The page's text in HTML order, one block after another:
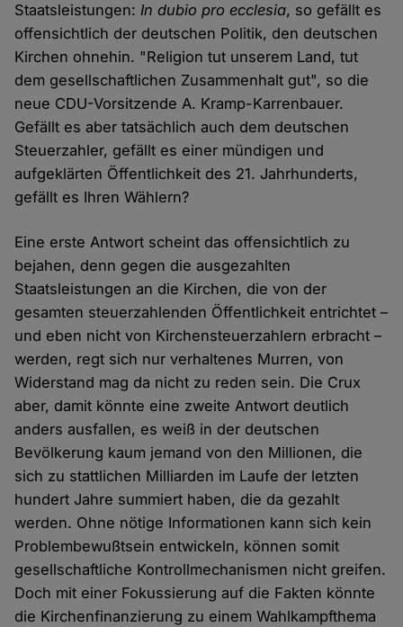
Staatsleistungen:In dubio pro ecclesia, so gefällt es
offensichtlich der deutschen Politik, den deutschen
Kirchen ohnehin. "Religion tut unserem Land, tut
dem gesellschaftlichen Zusammenhalt gut", so die
neue CDU-Vorsitzende A. Kramp-Karrenbauer.
Gefällt es aber tatsächlich auch dem deutschen
Steuerzahler, gefällt es einer mündigen und
aufgeklärten Öffentlichkeit des 21. Jahrhunderts,
gefällt es Ihren Wählern?
Eine erste Antwort scheint das offensichtlich zu
bejahen, denn gegen die ausgezahlten
Staatsleistungen an die Kirchen, die von der
gesamten steuerzahlenden Öffentlichkeit entrichtet –
und eben nicht von Kirchensteuerzahlern erbracht –
werden, regt sich nur verhaltenes Murren, von
Widerstand mag da nicht zu reden sein. Die Crux
aber, damit könnte eine zweite Antwort deutlich
anders ausfallen, es weiß in der deutschen
Bevölkerung kaum jemand von den Millionen, die
sich zu stattlichen Milliarden im Laufe der letzten
hundert Jahre summiert haben, die da gezahlt
werden. Ohne nötige Informationen kann sich kein
Problembewußtsein entwickeln, können somit
gesellschaftliche Kontrollmechanismen nicht greifen.
Doch mit einer Fokussierung auf die Fakten könnte
die Kirchenfinanzierung zu einem Wahlkampfthema